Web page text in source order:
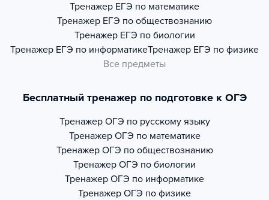
Тренажер ЕГЭ по математике
Тренажер ЕГЭ по обществознанию
Тренажер ЕГЭ по биологии
Тренажер ЕГЭ по информатикеТренажер ЕГЭ по физике
Все предметы
Бесплатный тренажер по подготовке к ОГЭ
Тренажер ОГЭ по русскому языку
Тренажер ОГЭ по математике
Тренажер ОГЭ по обществознанию
Тренажер ОГЭ по биологии
Тренажер ОГЭ по информатике
Тренажер ОГЭ по физике